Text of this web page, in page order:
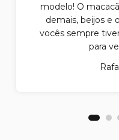
modelo! O
demais, beijos e
vocês sempre
para